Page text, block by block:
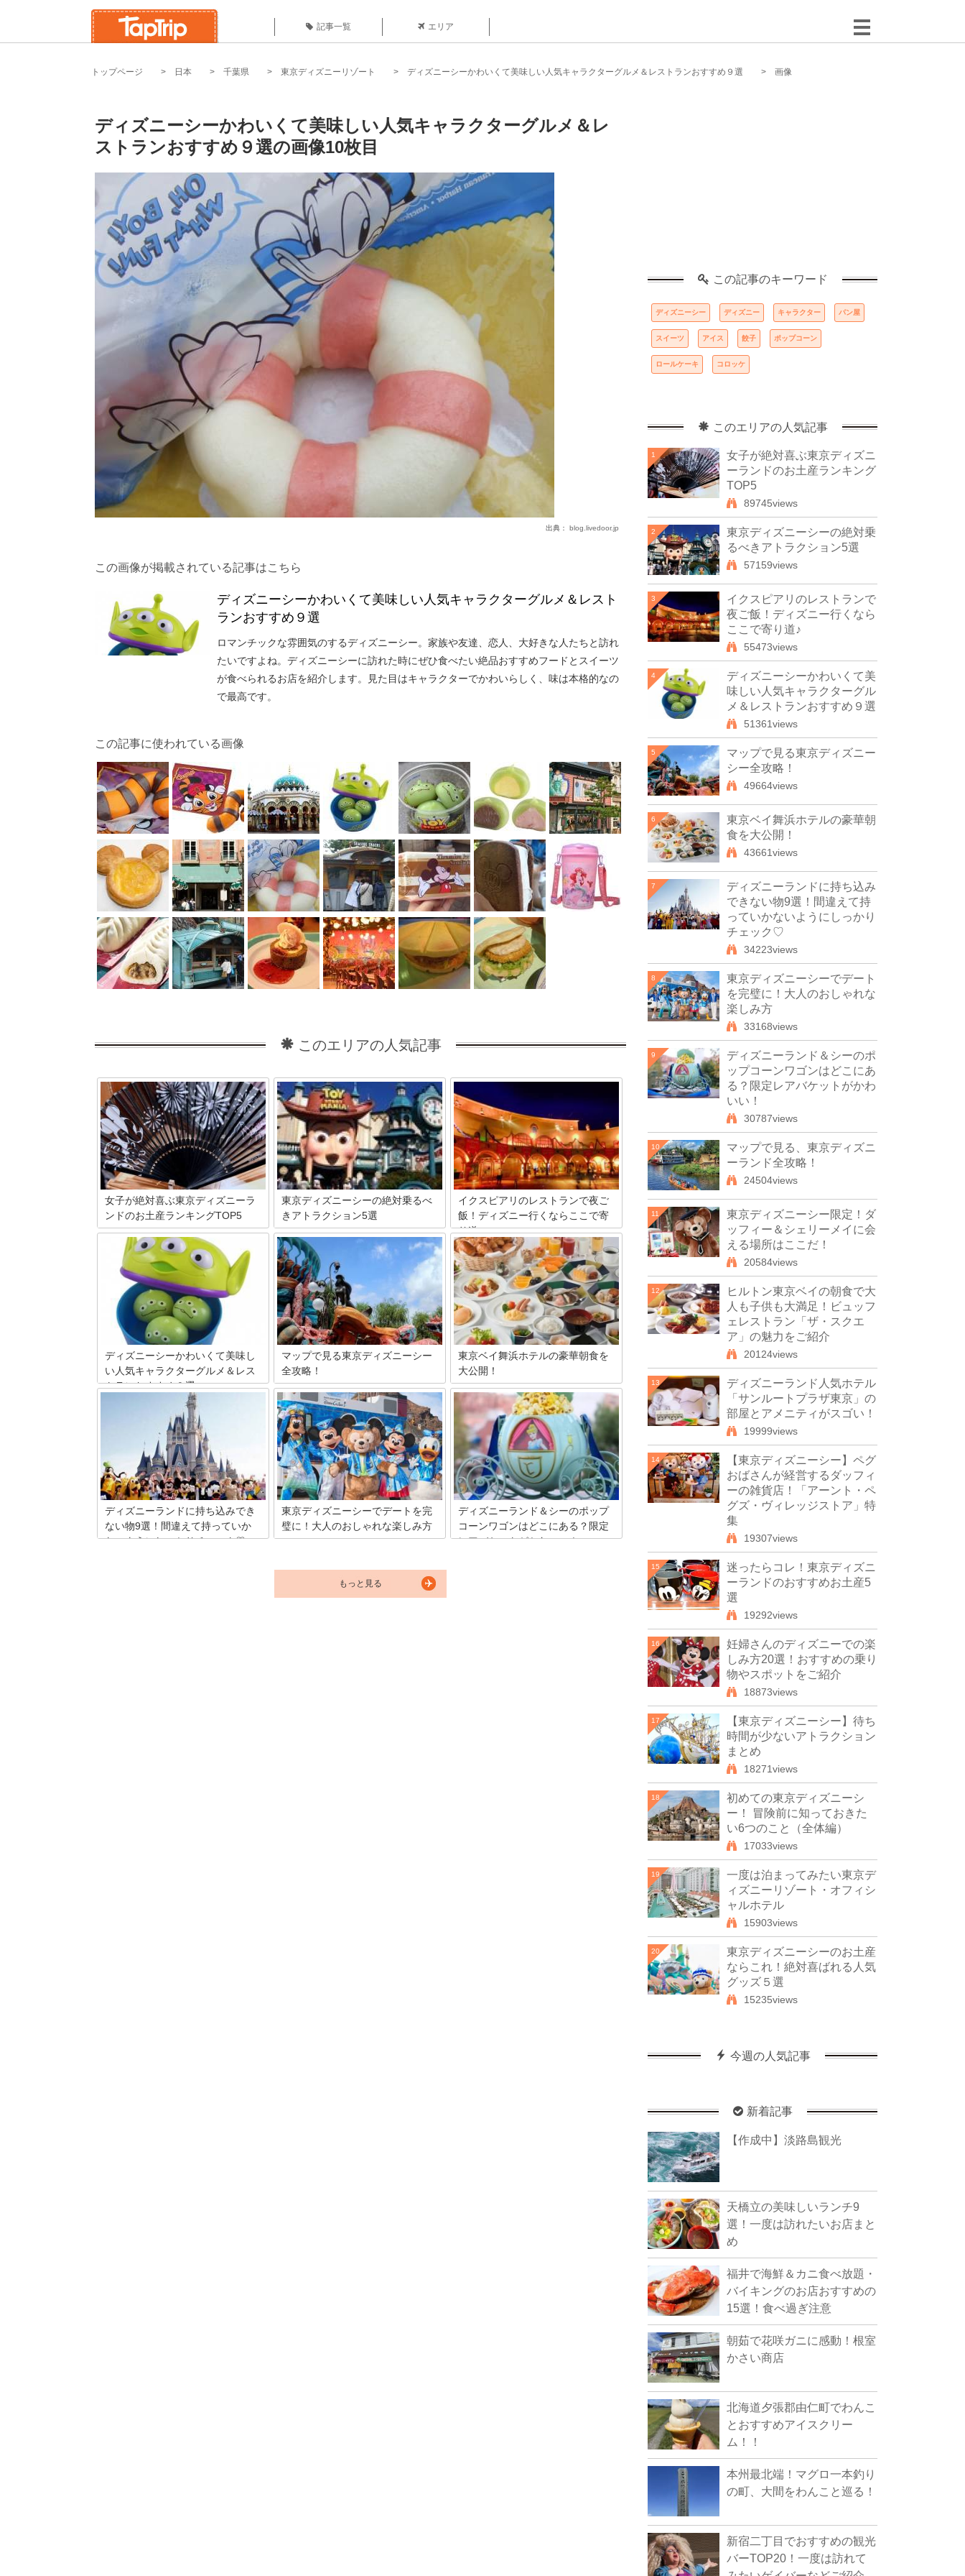
記事一覧 エリア
トップページ 日本 千葉県 東京ディズニーリゾート ディズニーシーかわいくて美味しい人気キャラクターグルメ＆レストランおすすめ９選 画像
ディズニーシーかわいくて美味しい人気キャラクターグルメ＆レ
ストランおすすめ９選の画像10枚目
出典： blog.livedoor.jp
この画像が掲載されている記事はこちら
ディズニーシーかわいくて美味しい人気キャラクターグルメ＆レスト
ランおすすめ９選
ロマンチックな雰囲気のするディズニーシー。家族や友達、恋人、大好きな人たちと訪れ
たいですよね。ディズニーシーに訪れた時にぜひ食べたい絶品おすすめフードとスイーツ
が食べられるお店を紹介します。見た目はキャラクターでかわいらしく、味は本格的なの
で最高です。
この記事に使われている画像
このエリアの人気記事
女子が絶対喜ぶ東京ディズニーラ
ンドのお土産ランキングTOP5
一年を通してさまざまなグッズが販売さ
れている東京ディズニーランド。東京デ
ィズニーシーと比較すると、パークの雰
囲気と同様にディズニーランドのほうが
ポップで可愛いグッズが多い印象があり
ます。女性に絶対喜ばれる東京ディズニ
ーランドのお土産を個人的なランキング
にしてみました！
東京ディズニーシーの絶対乗るべ
きアトラクション5選
みんな大好き夢の国！東京ディズニーシ
ー。パーク内にはたくさんのアトラクシ
ョンがあって、どれも長蛇の列を作って
います。長い時間並んで失敗…なんて思
いはしたくないですよね！そこで今回
は、東京ディズニーシーのこれだけは乗
るべき！おすすめアトラクションを5つ
ご紹介します。
イクスピアリのレストランで夜ご
飯！ディズニー行くならここで寄
り道♪
老若男女問わず年中幅広い来場客で賑わ
うディズニーランド。めいいっぱい楽し
んだ後は、お腹が減ってきてしまうもの
ですよね。そんなあなたはディズニーラ
ンドに併設されたイクスピアリ内でお食
事を楽しんでみてはいかがでしょうか。
ディズニーシーかわいくて美味し
い人気キャラクターグルメ＆レス
トランおすすめ９選
ロマンチックな雰囲気のするディズニー
シー。家族や友達、恋人、大好きな人た
ちと訪れたいですよね。ディズニーシー
に訪れた時にぜひ食べたい絶品おすすめ
フードとスイーツが食べられるお店を紹
介します。見た目はキャラクターでかわ
いらしく、味は本格的なので最高です。
マップで見る東京ディズニーシー
全攻略！
今年、15周年でますます盛り上がる東京
ディズニーシーは、子供だけじゃなく大
人も楽しめるアトラクションやショーが
あるのが大きな魅力！ただ、パーク内に
水路が張り巡らされているので、道がち
ょっと複雑。そんなディズニーシーはマ
ップで効率よく移動することが攻略のポ
イントですよ。
東京ベイ舞浜ホテルの豪華朝食を
大公開！
朝食は1日の元気の源！東京ディズニー
リゾートオフィシャルホテルのここ東京
ベイ舞浜ホテルでは、朝から元気の出る
豪華朝食を頂く事が出来ます。こちらを
参考にして、ホテル選びに役立てて頂け
れば幸いです☆
ディズニーランドに持ち込みでき
ない物9選！間違えて持っていか
ないようにしっかりチェック♡
東京ディズニーシーでデートを完
璧に！大人のおしゃれな楽しみ方
クションやレストランで長時間待ち…挙
げ句の果てには、疲れて楽しむどころで
はなくなる可能性があります。そこで、
ディズニーランド＆シーのポップ
コーンワゴンはどこにある？限定
レアバケットがかわいい！
もっと見る
この記事のキーワード
ディズニーシー ディズニー キャラクター パン屋
スイーツ アイス 餃子 ポップコーン
ロールケーキ コロッケ
このエリアの人気記事
1
女子が絶対喜ぶ東京ディズニ
ーランドのお土産ランキング
TOP5
89745views
2
東京ディズニーシーの絶対乗
るべきアトラクション5選
57159views
3
イクスピアリのレストランで
夜ご飯！ディズニー行くなら
ここで寄り道♪
55473views
4
ディズニーシーかわいくて美
味しい人気キャラクターグル
メ＆レストランおすすめ９選
51361views
5
マップで見る東京ディズニー
シー全攻略！
49664views
6
東京ベイ舞浜ホテルの豪華朝
食を大公開！
43661views
7
ディズニーランドに持ち込み
できない物9選！間違えて持
っていかないようにしっかり
チェック♡
34223views
8
東京ディズニーシーでデート
を完璧に！大人のおしゃれな
楽しみ方
33168views
9
ディズニーランド＆シーのポ
ップコーンワゴンはどこにあ
る？限定レアバケットがかわ
いい！
30787views
10
マップで見る、東京ディズニ
ーランド全攻略！
24504views
11
東京ディズニーシー限定！ダ
ッフィー＆シェリーメイに会
える場所はここだ！
20584views
12
ヒルトン東京ベイの朝食で大
人も子供も大満足！ビュッフ
ェレストラン「ザ・スクエ
ア」の魅力をご紹介
20124views
13
ディズニーランド人気ホテル
「サンルートプラザ東京」の
部屋とアメニティがスゴい！
19999views
14
【東京ディズニーシー】ペグ
おばさんが経営するダッフィ
ーの雑貨店！「アーント・ペ
グズ・ヴィレッジストア」特
集
19307views
15
迷ったらコレ！東京ディズニ
ーランドのおすすめお土産5
選
19292views
16
妊婦さんのディズニーでの楽
しみ方20選！おすすめの乗り
物やスポットをご紹介
18873views
17
【東京ディズニーシー】待ち
時間が少ないアトラクション
まとめ
18271views
18
初めての東京ディズニーシ
ー！ 冒険前に知っておきた
い6つのこと（全体編）
17033views
19
一度は泊まってみたい東京デ
ィズニーリゾート・オフィシ
ャルホテル
15903views
20
東京ディズニーシーのお土産
ならこれ！絶対喜ばれる人気
グッズ５選
15235views
今週の人気記事
新着記事
【作成中】淡路島観光
天橋立の美味しいランチ9
選！一度は訪れたいお店まと
め
福井で海鮮＆カニ食べ放題・
バイキングのお店おすすめの
15選！食べ過ぎ注意
朝茹で花咲ガニに感動！根室
かさい商店
北海道夕張郡由仁町でわんこ
とおすすめアイスクリー
ム！！
本州最北端！マグロ一本釣り
の町、大間をわんこと巡る！
新宿二丁目でおすすめの観光
バーTOP20！一度は訪れて